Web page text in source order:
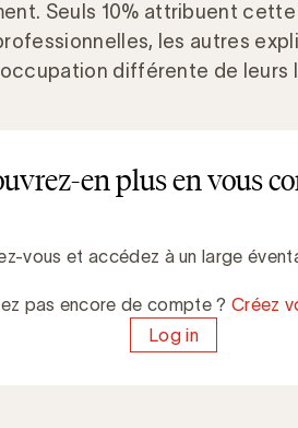
Seuls 10% attribuent
les autres
différente de leurs
en plus en vous
vous et accédez à un large
pas encore de compte ? Créez
Log in